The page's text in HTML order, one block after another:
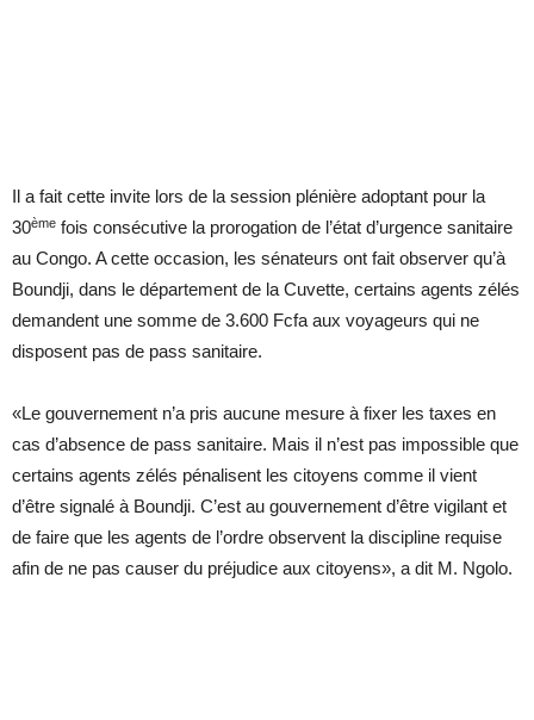
Il a fait cette invite lors de la session plénière adoptant pour la
30ème fois consécutive la prorogation de l’état d’urgence sanitaire
au Congo. A cette occasion, les sénateurs ont fait observer qu’à
Boundji, dans le département de la Cuvette, certains agents zélés
demandent une somme de 3.600 Fcfa aux voyageurs qui ne
disposent pas de pass sanitaire.
«Le gouvernement n’a pris aucune mesure à fixer les taxes en
cas d’absence de pass sanitaire. Mais il n’est pas impossible que
certains agents zélés pénalisent les citoyens comme il vient
d’être signalé à Boundji. C’est au gouvernement d’être vigilant et
de faire que les agents de l’ordre observent la discipline requise
afin de ne pas causer du préjudice aux citoyens», a dit M. Ngolo.